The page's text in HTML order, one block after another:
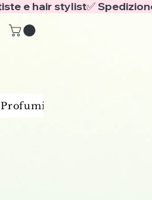
Profumi